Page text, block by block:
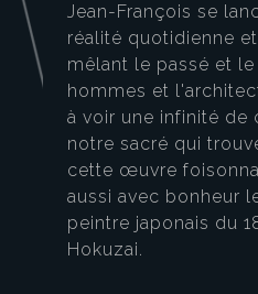
Jean-François se
réalité quotidienne
mêlant le passé et
hommes et
à voir une infinité de
notre sacré qui
cette œuvre
aussi avec bonheur
peintre japonais du
Hokuzai.